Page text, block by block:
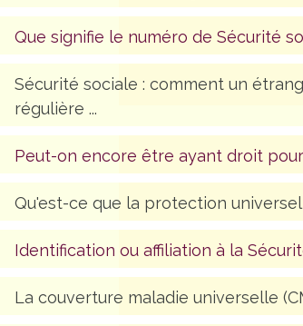
Que signifie le numéro de Sécurité
Sécurité sociale : comment un
régulière ...
Peut-on encore être ayant droit
Qu'est-ce que la protection
Identification ou affiliation à la
La couverture maladie universelle